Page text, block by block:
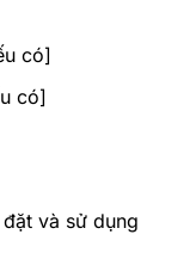
có]
có]
và sử dụng